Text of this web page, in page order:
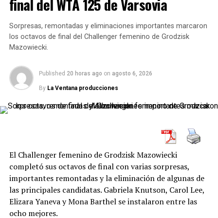
(118), quien más tarde derrotó al británico Jan Choinski
En tanto el bragadense Olivieri (227) se impuso contra
el belga Michael Geerts (250) por 6-2 y 7-5, luego de 1
próxima instancia ante el búlgaro Adrián Andreev (214),
quien le ganó al bonaerense Juan Pablo Ficovich por 6-2
Seis argentinos quedan a un paso de ingresar al cuadro
principal de Roland Garros
En cuanto a las derrotas, a las mencionada de Collarini y
Ficovich se sumaron las del porteño Juan Manuel
Cerúndolo (104) ante el serbio Hamad Medjedovic (168)
por 6-3, 3-6 y 6-3, la del pilarense Santiago Rodríguez
final del WTA 125 de Varsovia
Sorpresas, remontadas y eliminaciones importantes marcaron
los octavos de final del Challenger femenino de Grodzisk
Mazowiecki.
Published 20 horas ago on agosto 6, 2026
By La Ventana producciones
El Challenger femenino de Grodzisk Mazowiecki
completó sus octavos de final con varias sorpresas,
importantes remontadas y la eliminación de algunas de
las principales candidatas. Gabriela Knutson, Carol Lee,
Elizara Yaneva y Mona Barthel se instalaron entre las
ocho mejores.